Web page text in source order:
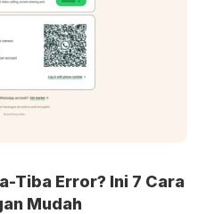
Tiba Error? Ini 7 Cara
Mudah